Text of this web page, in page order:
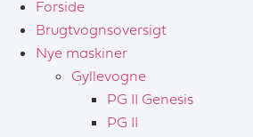
Forside
Brugtvognsoversigt
Nye maskiner
Gyllevogne
PG II Genesis
PG II